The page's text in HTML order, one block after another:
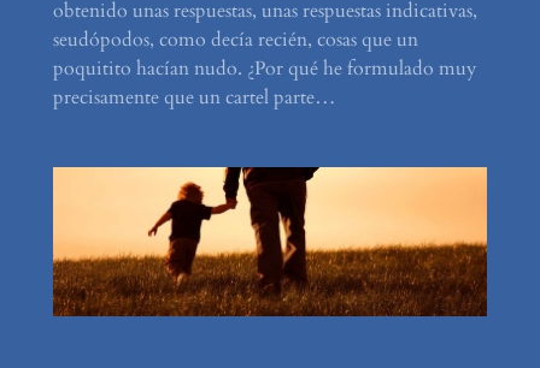
obtenido unas respuestas, unas respuestas indicativas,
seudópodos, como decía recién, cosas que un
poquitito hacían nudo. ¿Por qué he formulado muy
precisamente que un cartel parte…